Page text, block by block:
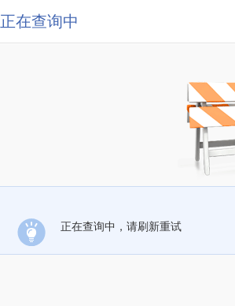
正在查询中
正在查询中，请刷新重试